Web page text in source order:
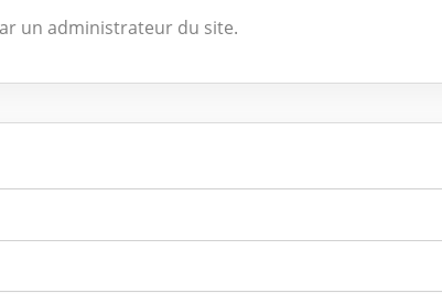
un administrateur du site.